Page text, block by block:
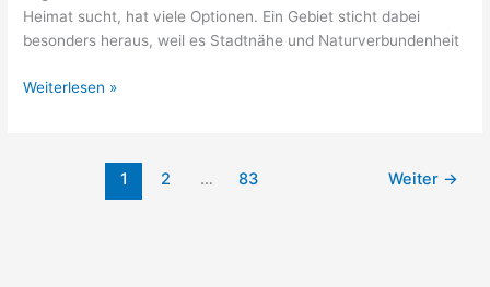
Heimat sucht, hat viele Optionen. Ein Gebiet sticht dabei
besonders heraus, weil es Stadtnähe und Naturverbundenheit
Attraktive
Weiterlesen »
1 2 … 83 Weiter →